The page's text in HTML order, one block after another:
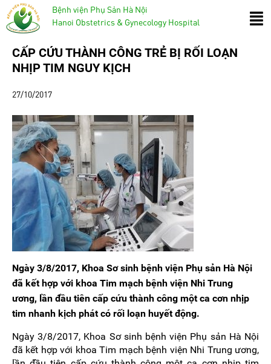
Bệnh viện Phụ Sản Hà Nội
Hanoi Obstetrics & Gynecology Hospital
CẤP CỨU THÀNH CÔNG TRẺ BỊ RỐI LOẠN
NHỊP TIM NGUY KỊCH
27/10/2017
Ngày 3/8/2017, Khoa Sơ sinh bệnh viện Phụ sản Hà Nội
đã kết hợp với khoa Tim mạch bệnh viện Nhi Trung
ương, lần đầu tiên cấp cứu thành công một ca cơn nhịp
tim nhanh kịch phát có rối loạn huyết động.
Ngày 3/8/2017, Khoa Sơ sinh bệnh viện Phụ sản Hà Nội
đã kết hợp với khoa Tim mạch bệnh viện Nhi Trung ương,